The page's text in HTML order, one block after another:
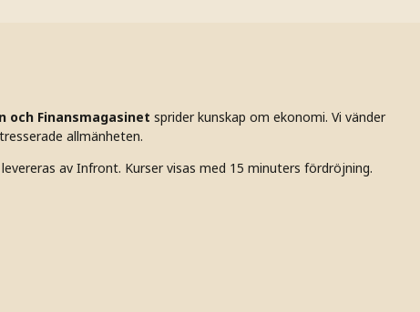
och Finansmagasinet sprider kunskap om ekonomi. Vi vänder
allmänheten.
av Infront. Kurser visas med 15 minuters fördröjning.